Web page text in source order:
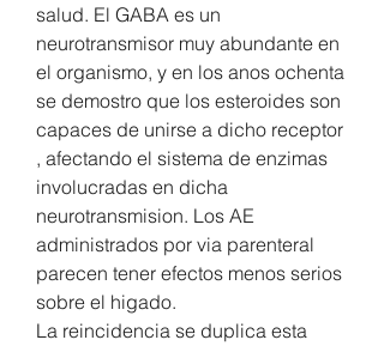
salud. El GABA es un
neurotransmisor muy abundante en
el organismo, y en los anos ochenta
se demostro que los esteroides son
capaces de unirse a dicho receptor
, afectando el sistema de enzimas
involucradas en dicha
neurotransmision. Los AE
administrados por via parenteral
parecen tener efectos menos serios
sobre el higado.
La reincidencia se duplica esta